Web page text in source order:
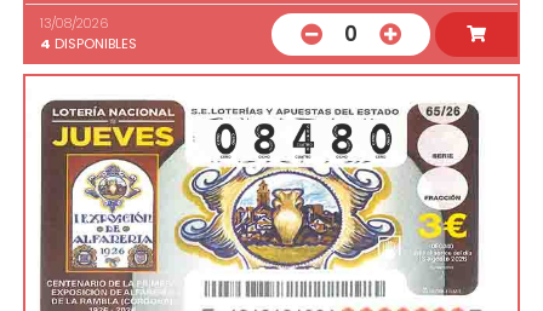
13/08/2026
4 DISPONIBLES 0